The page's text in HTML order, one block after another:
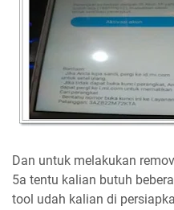
Dan untuk melakukan
5a tentu kalian butuh
tool udah kalian di